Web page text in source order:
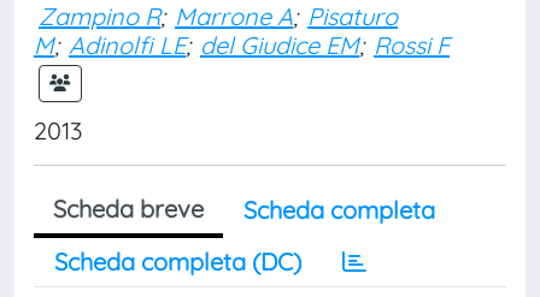
Zampino R; Marrone A; Pisaturo
M; Adinolfi LE; del Giudice EM; Rossi F
2013
Scheda breve
Scheda completa
Scheda completa (DC)